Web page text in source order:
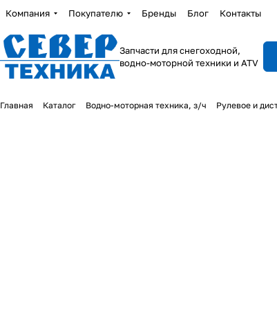
Компания Покупателю Бренды Блог Контакты
Запчасти для снегоходной,
водно-моторной техники и ATV
Главная Каталог Водно-моторная техника, з/ч Рулевое и